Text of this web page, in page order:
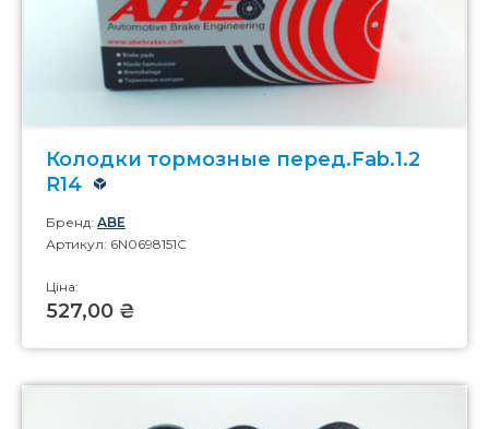
Колодки тормозные перед.Fab.1.2
R14
Бренд: ABE
Артикул: 6N0698151C
Ціна:
527,00 ₴